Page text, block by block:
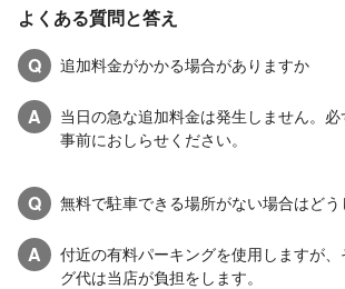
よくある質問と答え
Q
追加料金がかかる場合がありますか
A
当日の急な追加料金は発生しません。
事前におしらせください。
Q 無料で駐車できる場所がない場合はど
A
付近の有料パーキングを使用しますが
グ代は当店が負担をします。